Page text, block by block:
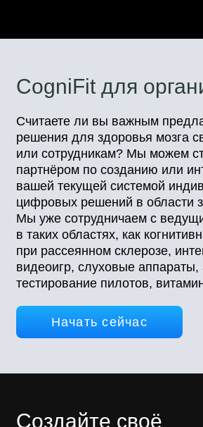
CogniFit для
Считаете ли вы важным
решения для здоровья мозга
или сотрудникам? Мы можем
партнёром по созданию или
вашей текущей системой
цифровых решений в области
Мы уже сотрудничаем с
в таких областях, как
при рассеянном склерозе,
видеоигр, слуховые
тестирование пилотов,
Начать сейчас
Создайте своё